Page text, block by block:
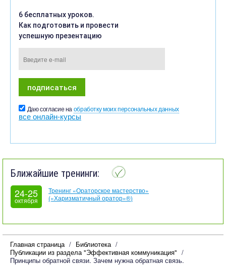
6 бесплатных уроков.
Как подготовить и провести
успешную презентацию
Даю согласие на обработку моих персональных данных
все онлайн-курсы
Ближайшие тренинги:
24-25
октября
Тренинг «Ораторское мастерство»
(«Харизматичный оратор»®)
Главная страница
Библиотека
Публикации из раздела "Эффективная коммуникация"
Принципы обратной связи. Зачем нужна обратная связь.